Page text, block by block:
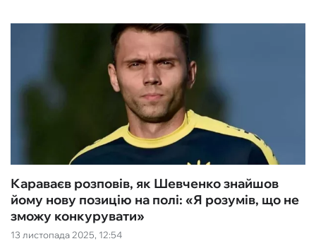
13 листопада 2025, 12:54
Караваєв розповів, як Шевченко знайшов
йому нову позицію на полі: «Я розумів, що не
зможу конкурувати»